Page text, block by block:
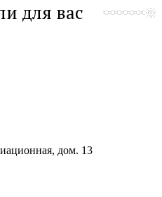
для вас
дом. 13